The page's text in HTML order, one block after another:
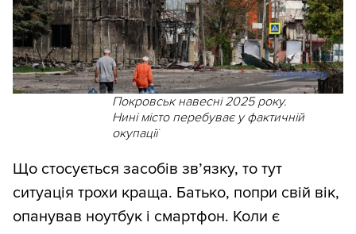
Покровськ навесні 2025 року.
Нині місто перебуває у фактичній
окупації
Що стосується засобів зв’язку, то тут
ситуація трохи краща. Батько, попри свій вік,
опанував ноутбук і смартфон. Коли є